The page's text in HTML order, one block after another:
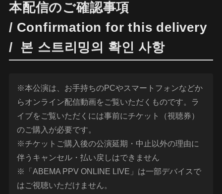
本配信のご確認事項
/ Confirmation for this delivery
/ 본 스트리밍의 확인 사항
※本公演は、お手持ちのPCやスマートフォンなどか
らオンライン配信動画をご覧いただくものです。ラ
イブをご覧いただくには事前にチケット（視聴券）
のご購入が必要です。
※チケットご購入後の公演延期・中止以外の理由に
伴うキャンセル・払い戻しはできません
※「ABEMA PPV ONLINE LIVE」は一部デバイスで
はご視聴いただけません。